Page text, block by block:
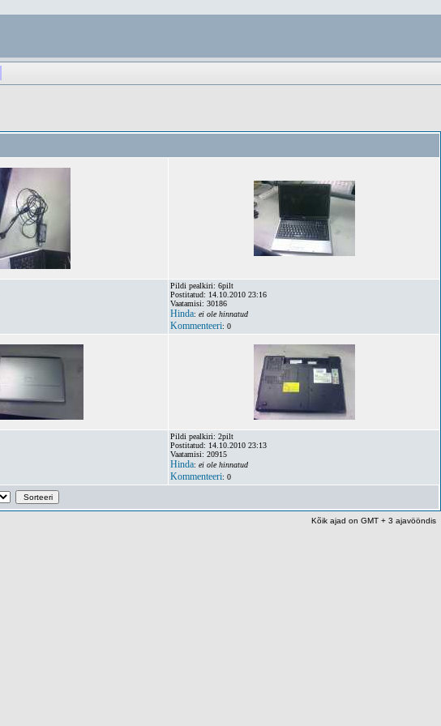
Pildi pealkiri: 6pilt
Postitatud: 14.10.2010 23:16
Vaatamisi: 30186
Hinda: ei ole hinnatud
Kommenteeri: 0
Pildi pealkiri: 2pilt
Postitatud: 14.10.2010 23:13
Vaatamisi: 20915
Hinda: ei ole hinnatud
Kommenteeri: 0
Kõik ajad on GMT + 3 ajavööndis